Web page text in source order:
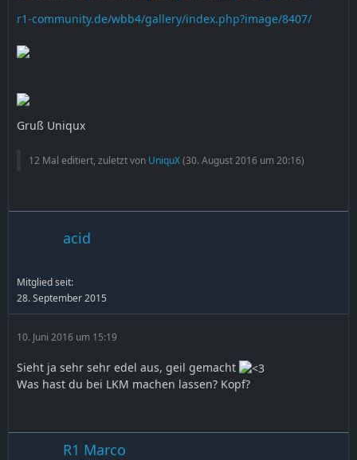
r1-community.de/wbb4/gallery/index.php?image/8407/
Gruß Uniqux
12 Mal editiert, zuletzt von UniquX(30. August 2016 um 20:16)
acid
Mitglied seit:
28. September 2015
10. Juni 2016 um 15:19
Sieht ja sehr sehr edel aus, geil gemacht
Was hast du bei LKM machen lassen? Kopf?
R1 Marco